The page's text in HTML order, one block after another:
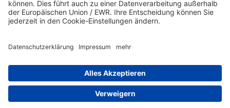
Evangelische Bank eG. Kassel
IBAN: DE12520604100004050606
IBAN kopieren
Direkt Online spenden